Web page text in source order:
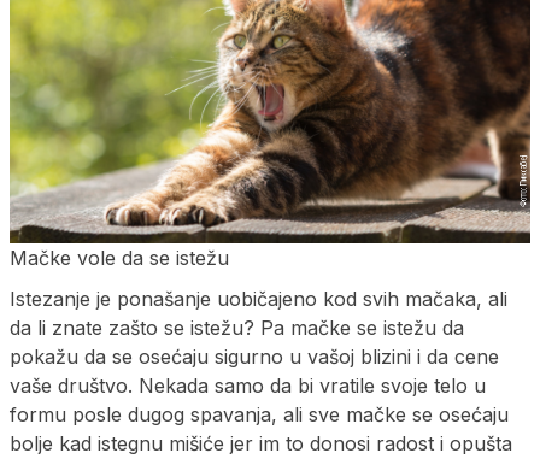
Mačke vole da se istežu
Istezanje je ponašanje uobičajeno kod svih mačaka, ali
da li znate zašto se istežu? Pa mačke se istežu da
pokažu da se osećaju sigurno u vašoj blizini i da cene
vaše društvo. Nekada samo da bi vratile svoje telo u
formu posle dugog spavanja, ali sve mačke se osećaju
bolje kad istegnu mišiće jer im to donosi radost i opušta